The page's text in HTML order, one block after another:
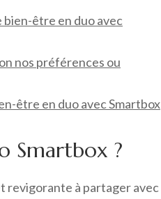
bien-être en duo avec
nos préférences ou
être en duo avec Smartbox
Smartbox ?
revigorante à partager avec